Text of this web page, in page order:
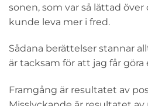
sonen, som var så lättad
kunde leva mer i fred.
Sådana berättelser stannar
är tacksam för att jag får
Framgång är resultatet av